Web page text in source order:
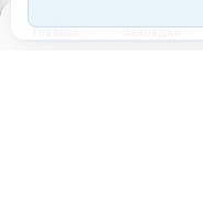
Главная Закладки